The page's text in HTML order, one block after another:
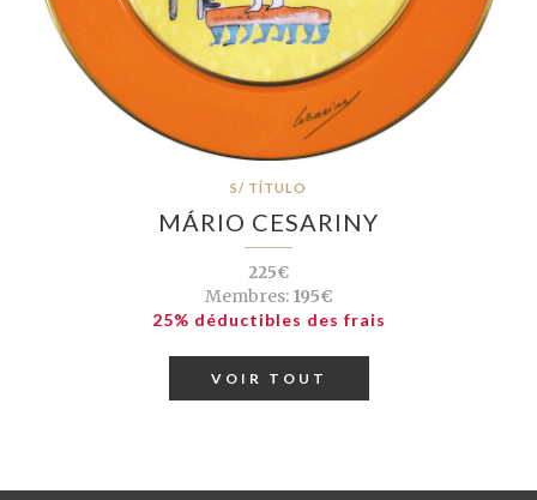
S/ TÍTULO
MÁRIO CESARINY
225€
Membres:195€
25% déductibles des frais
VOIR TOUT